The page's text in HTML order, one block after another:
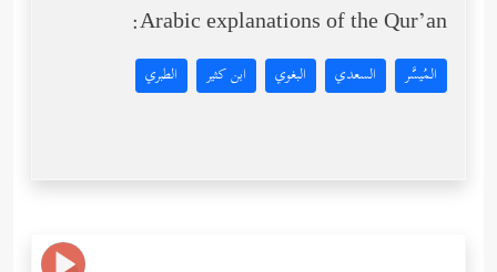
Arabic explanations of the Qur’an:
المُيسَّر السعدي البغوي ابن كثير الطبري